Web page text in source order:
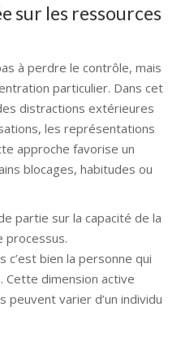
sur les ressources
à perdre le contrôle, mais
particulier. Dans cet
distractions extérieures
les représentations
approche favorise un
blocages, habitudes ou
partie sur la capacité de la
processus.
c’est bien la personne qui
dimension active
varier d’un individu